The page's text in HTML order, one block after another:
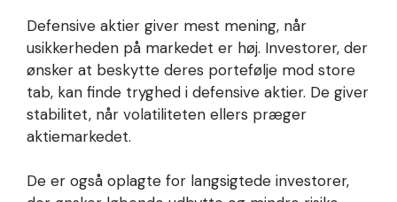
Defensive aktier giver mest mening, når
usikkerheden på markedet er høj. Investorer, der
ønsker at beskytte deres portefølje mod store
tab, kan finde tryghed i defensive aktier. De giver
stabilitet, når volatiliteten ellers præger
aktiemarkedet.
De er også oplagte for langsigtede investorer,